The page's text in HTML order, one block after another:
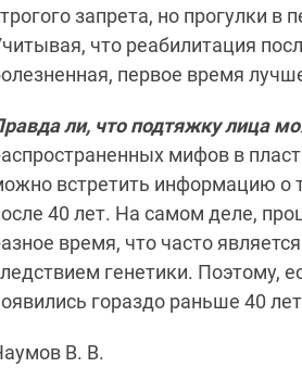
запрета, но прогулки
что реабилитация
первое время
ли, что подтяжку лица
мифов в
встретить информацию о
40 лет. На самом деле,
время, что часто
генетики. Поэтому,
гораздо раньше 40
В. В.